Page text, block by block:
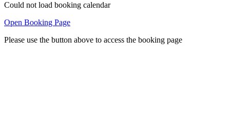
Could not load booking calendar
Open Booking Page
Please use the button above to access the booking page